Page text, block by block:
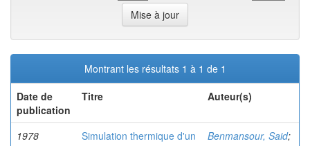
Montrant les résultats 1 à 1 de 1
Date de
publication
Titre Auteur(s)
1978
Simulation thermique d'un
Benmansour, Said;